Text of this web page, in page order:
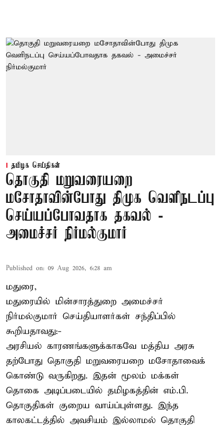
தமிழக செய்திகள்
தொகுதி மறுவரையறை
மசோதாவின்போது திமுக வெளிநடப்பு
செய்யப்போவதாக தகவல் -
அமைச்சர் நிர்மல்குமார்
Published on: 09 Aug 2026, 6:28 am
மதுரை,
மதுரையில் மின்சாரத்துறை அமைச்சர்
நிர்மல்குமார் செய்தியாளர்கள் சந்திப்பில்
கூறியதாவது:-
அரசியல் காரணங்களுக்காகவே மத்திய அரசு
தற்போது தொகுதி மறுவரையறை மசோதாவைக்
கொண்டு வருகிறது. இதன் மூலம் மக்கள்
தொகை அடிப்படையில் தமிழகத்தின் எம்.பி.
தொகுதிகள் குறைய வாய்ப்புள்ளது. இந்த
காலகட்டத்தில் அவசியம் இல்லாமல் தொகுதி